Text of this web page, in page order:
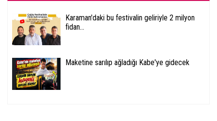
Karaman'daki bu festivalin geliriyle 2 milyon
fidan...
Maketine sarılıp ağladığı Kabe'ye gidecek